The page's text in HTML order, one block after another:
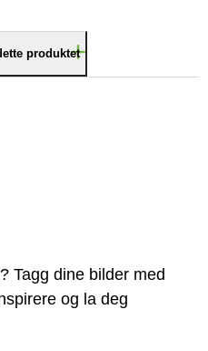
produktet
Tagg dine bilder med
og la deg